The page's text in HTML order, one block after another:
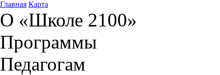
Главная Карта
О «Школе 2100»
Программы
Педагогам